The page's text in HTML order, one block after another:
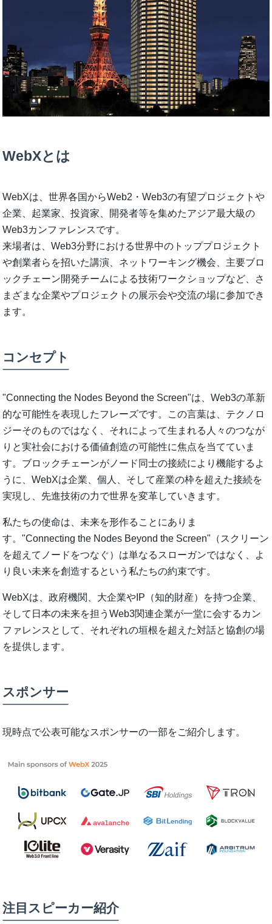
WebXとは
WebXは、世界各国からWeb2・Web3の有望プロジェクトや
企業、起業家、投資家、開発者等を集めたアジア最大級の
Web3カンファレンスです。
来場者は、Web3分野における世界中のトッププロジェクト
や創業者らを招いた講演、ネットワーキング機会、主要ブロ
ックチェーン開発チームによる技術ワークショップなど、さ
まざまな企業やプロジェクトの展示会や交流の場に参加でき
ます。
コンセプト
"Connecting the Nodes Beyond the Screen"は、Web3の革新
的な可能性を表現したフレーズです。この言葉は、テクノロ
ジーそのものではなく、それによって生まれる人々のつなが
りと実社会における価値創造の可能性に焦点を当てていま
す。ブロックチェーンがノード同士の接続により機能するよ
うに、WebXは企業、個人、そして産業の枠を超えた接続を
実現し、先進技術の力で世界を変革していきます。
私たちの使命は、未来を形作ることにありま
す。"Connecting the Nodes Beyond the Screen"（スクリーン
を超えてノードをつなぐ）は単なるスローガンではなく、よ
り良い未来を創造するという私たちの約束です。
WebXは、政府機関、大企業やIP（知的財産）を持つ企業、
そして日本の未来を担うWeb3関連企業が一堂に会するカン
ファレンスとして、それぞれの垣根を超えた対話と協創の場
を提供します。
スポンサー
現時点で公表可能なスポンサーの一部をご紹介します。
注目スピーカー紹介